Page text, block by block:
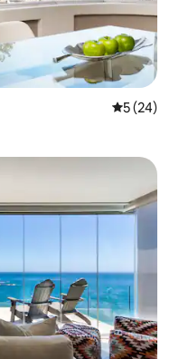
औसत रेटिंग
5 (24)